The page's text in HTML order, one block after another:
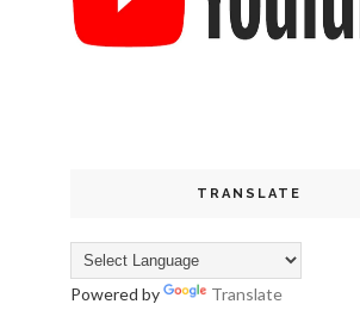
TRANSLATE
Powered by Translate